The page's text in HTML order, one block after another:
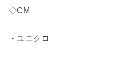
◇CM
・ユニクロ